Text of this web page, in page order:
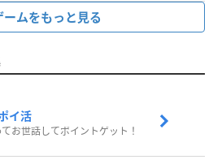
ームをもっと見る
イ活
てお世話してポイントゲット！